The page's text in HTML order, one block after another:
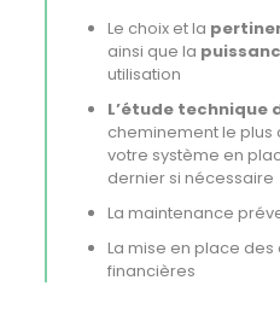
Le choix et la
ainsi que la
utilisation
L’étude technique
cheminement le plus
votre système en
dernier si nécessaire
La maintenance
La mise en place des
financières